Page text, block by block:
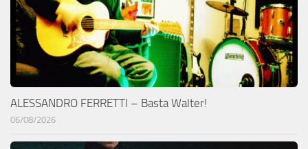
ALESSANDRO FERRETTI – Basta Walter!
06/08/2026